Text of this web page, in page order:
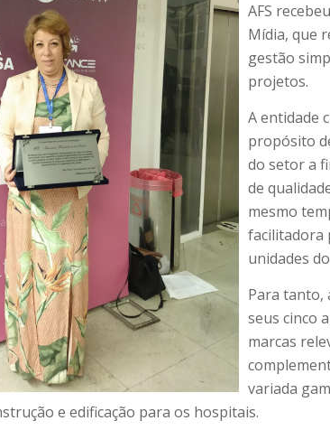
AFS
Mídia, que
gestão
projetos.
A entidade
propósito
do setor a
de
mesmo
facilitadora
unidades
Para tanto,
seus cinco
marcas
variada
e edificação para os hospitais.